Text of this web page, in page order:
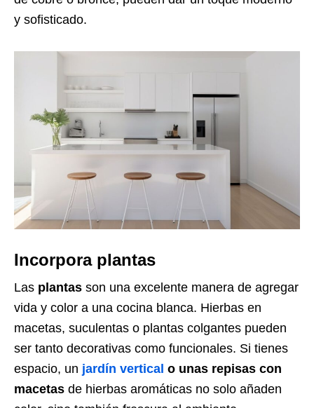
y sofisticado.
Incorpora plantas
Las plantas son una excelente manera de agregar
vida y color a una cocina blanca. Hierbas en
macetas, suculentas o plantas colgantes pueden
ser tanto decorativas como funcionales. Si tienes
espacio, un jardín vertical o unas repisas con
macetas de hierbas aromáticas no solo añaden